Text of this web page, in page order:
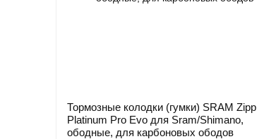
Тормозные колодки (гумки) SRAM Zipp
Platinum Pro Evo для Sram/Shimano,
ободные, для карбоновых ободов